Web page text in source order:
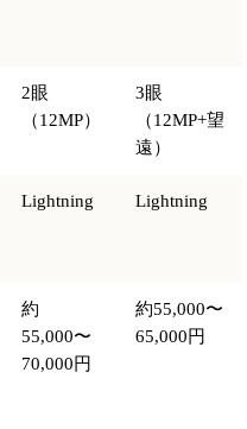
2眼
（12MP）
3眼
（12MP+望
遠）
Lightning Lightning
約
55,000〜
70,000円
約55,000〜
65,000円